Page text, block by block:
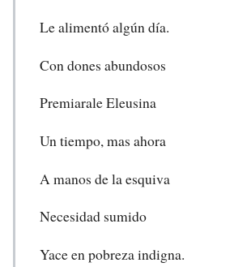
Le alimentó algún día.
Con dones abundosos
Premiarale Eleusina
Un tiempo, mas ahora
A manos de la esquiva
Necesidad sumido
Yace en pobreza indigna.